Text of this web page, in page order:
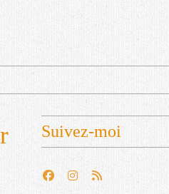
Suivez-moi